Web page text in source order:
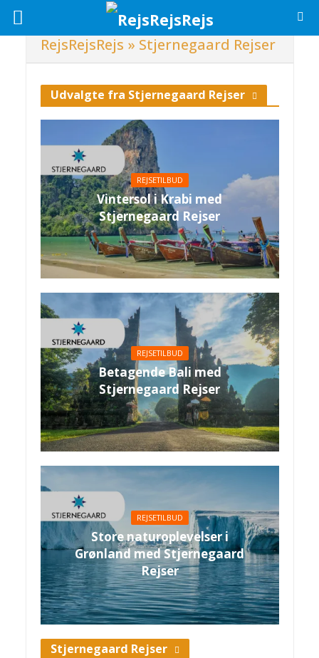
RejsRejsRejs » Stjernegaard Rejser
Udvalgte fra Stjernegaard Rejser
REJSETILBUD
Vintersol i Krabi med
Stjernegaard Rejser
REJSETILBUD
Betagende Bali med
Stjernegaard Rejser
REJSETILBUD
Store naturoplevelser i
Grønland med Stjernegaard
Rejser
Stjernegaard Rejser